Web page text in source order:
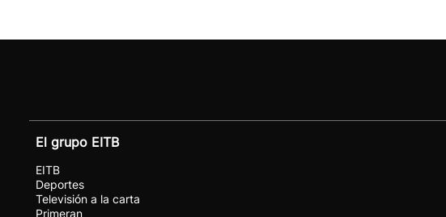
El grupo EITB
EITB
Deportes
Televisión a la carta
Primeran